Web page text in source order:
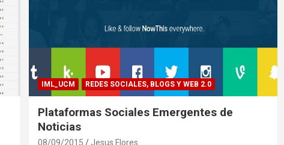
IML_UCM REDES SOCIALES, BLOGS Y WEB 2.0
Plataformas Sociales Emergentes de
Noticias
08/09/2015 Jesus Flores